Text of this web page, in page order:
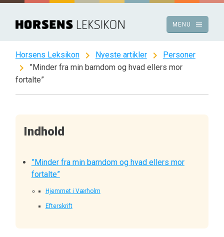
Spring
indhold
menu
MENU
Horsens Leksikon chevron_right Nyeste artikler chevron_right Personer
chevron_right
”Minder fra min barndom og hvad ellers mor
fortalte”
Indhold
”Minder fra min barndom og hvad ellers mor
fortalte”
Hjemmet i Værholm
Efterskrift